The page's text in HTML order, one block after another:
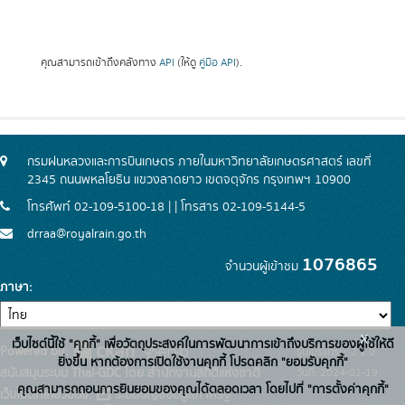
คุณสามารถเข้าถึงคลังทาง API (ให้ดู คู่มือ API).
กรมฝนหลวงและการบินเกษตร ภายในมหาวิทยาลัยเกษตรศาสตร์ เลขที่
2345 ถนนพหลโยธิน แขวงลาดยาว เขตจตุจักร กรุงเทพฯ 10900
โทรศัพท์ 02-109-5100-18 | | โทรสาร 02-109-5144-5
drraa@royalrain.go.th
จำนวนผู้เข้าชม 1076865
ภาษา
Powered by:
สนับสนุนระบบ Thai-GDC โดย สำนักงานสถิติแห่งชาติ
เว็บไซต์ที่เกี่ยวข้อง:
ระบบบัญชีข้อมูลภาครัฐ
รุ่นโปรแกรม: 2.1.0
วันที่: 2024-01-19
เว็บไซต์นี้ใช้ "คุกกี้" เพื่อวัตถุประสงค์ในการพัฒนาการเข้าถึงบริการของผู้ใช้ให้ดี
ยิ่งขึ้น หากต้องการเปิดใช้งานคุกกี้ โปรดคลิก "ยอมรับคุกกี้"
คุณสามารถถอนการยินยอมของคุณได้ตลอดเวลา โดยไปที่ "การตั้งค่าคุกกี้"
x